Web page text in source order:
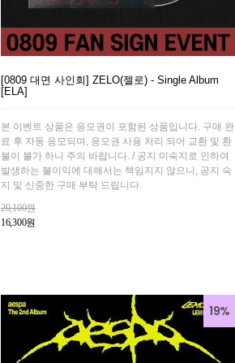
[0809 대면 사인회] ZELO(젤로) - Single Album
[ELA]
본 이벤트 상품은 응모권이 포함된 상품입니다. 구매 완
료 후 자동 응모되며, 응모권 사용 처리 되어 교환 및 환
불이 불가 하니 주의 바랍니다. / 공지 미숙지로 인하여
발생하는 불이익에 대해서는 책임지지 않으니, 공지 숙
지 및 신중한 구매 부탁 드립니다.
20,100원
16,300원
19%